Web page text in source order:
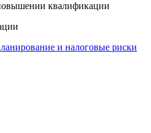
квалификации
и налоговые риски